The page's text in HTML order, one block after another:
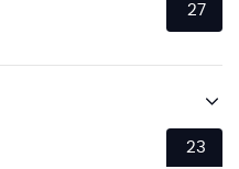
27
23